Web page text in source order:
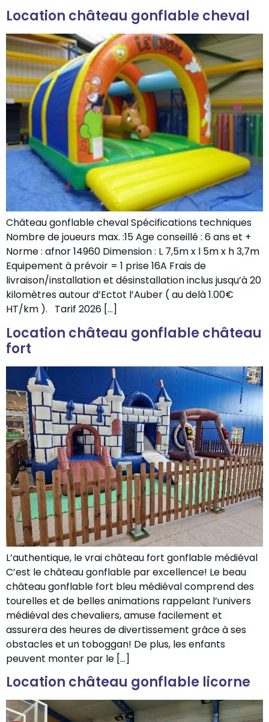
Location château gonflable cheval
Château gonflable cheval Spécifications techniques
Nombre de joueurs max. :15 Age conseillé : 6 ans et +
Norme : afnor 14960 Dimension : L 7,5m x l 5m x h 3,7m
Equipement à prévoir = 1 prise 16A Frais de
livraison/installation et désinstallation inclus jusqu’à 20
kilomètres autour d’Ectot l’Auber ( au delà 1.00€
HT/km ).​ Tarif 2026 […]
Location château gonflable château
fort
L’authentique, le vrai château fort gonflable médiéval
C’est le château gonflable par excellence! Le beau
château gonflable fort bleu médiéval comprend des
tourelles et de belles animations rappelant l’univers
médiéval des chevaliers, amuse facilement et
assurera des heures de divertissement grâce à ses
obstacles et un toboggan! De plus, les enfants
peuvent monter par le […]
Location château gonflable licorne